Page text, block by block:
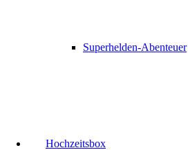
Superhelden-Abenteuer
Hochzeitsbox